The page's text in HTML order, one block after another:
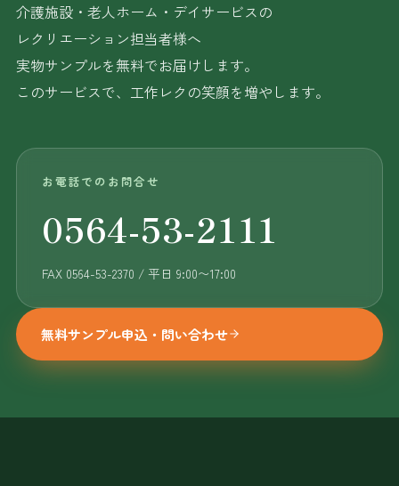
介護施設・老人ホーム・デイサービスの
レクリエーション担当者様へ
実物サンプルを無料でお届けします。
このサービスで、工作レクの笑顔を増やします。
お電話でのお問合せ
0564-53-2111
FAX 0564-53-2370 / 平日 9:00〜17:00
無料サンプル申込・問い合わせ